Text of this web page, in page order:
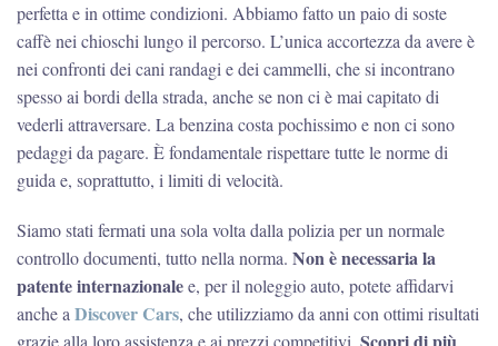
perfetta e in ottime condizioni. Abbiamo fatto un paio di soste
caffè nei chioschi lungo il percorso. L’unica accortezza da avere è
nei confronti dei cani randagi e dei cammelli, che si incontrano
spesso ai bordi della strada, anche se non ci è mai capitato di
vederli attraversare. La benzina costa pochissimo e non ci sono
pedaggi da pagare. È fondamentale rispettare tutte le norme di
guida e, soprattutto, i limiti di velocità.
Siamo stati fermati una sola volta dalla polizia per un normale
controllo documenti, tutto nella norma. Non è necessaria la
patente internazionalee, per il noleggio auto, potete affidarvi
anche aDiscover Cars, che utilizziamo da anni con ottimi risultati
grazie alla loro assistenza e ai prezzi competitivi.